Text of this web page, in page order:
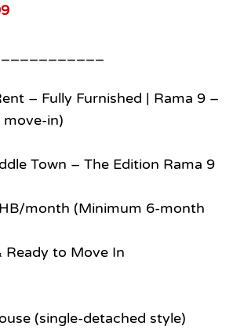
– Fully Furnished | Rama 9 –
in)
Town – The Edition Rama 9
month (Minimum 6-month
Ready to Move In
(single-detached style)